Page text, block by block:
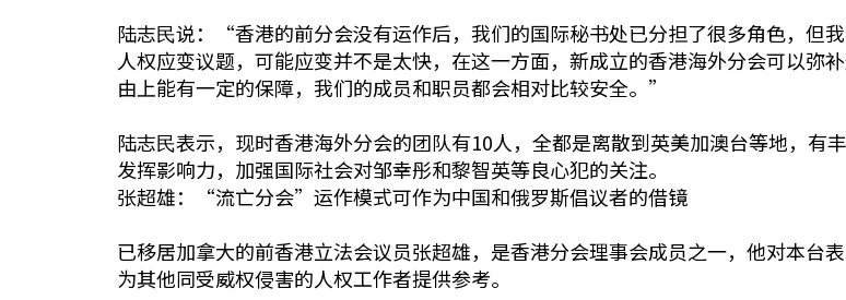
陆志⺠说：“香港的前分会没有运作后，我们的国际秘书处已分担了很多角色，但
人权应变议题，可能应变并不是太快，在这一方面，新成立的香港海外分会可以弥
由上能有一定的保障，我们的成员和职员都会相对比较安全。”
陆志⺠表示，现时香港海外分会的团队有10人，全都是离散到英美加澳台等地，有
发挥影响力，加强国际社会对邹幸彤和黎智英等良心犯的关注。
张超雄：“流亡分会”运作模式可作为中国和俄罗斯倡议者的借镜
已移居加拿大的前香港立法会议员张超雄，是香港分会理事会成员之一，他对本
为其他同受威权侵害的人权工作者提供参考。